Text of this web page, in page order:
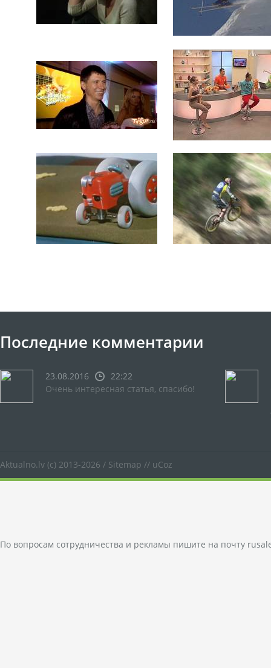
Последние комментарии
23.08.2016
22:22
Очень интересная статья, спасибо!
Aktualno.lv (c) 2013-2026 / Sitemap // uCoz
По вопросам сотрудничества и рекламы пишите на почту